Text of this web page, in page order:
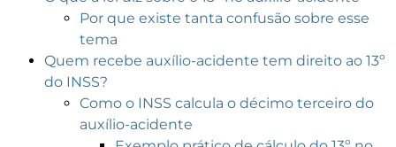
Por que existe tanta confusão sobre esse
tema
Quem recebe auxílio-acidente tem direito ao 13º
do INSS?
Como o INSS calcula o décimo terceiro do
auxílio-acidente